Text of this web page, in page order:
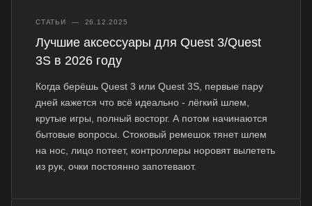
СТАТЬИ — 26.12.2025
Лучшие аксессуары для Quest 3/Quest
3S в 2026 году
Когда берёшь Quest 3 или Quest 3S, первые пару
дней кажется что всё идеально - лёгкий шлем,
крутые игры, полный восторг. А потом начинаются
бытовые вопросы. Стоковый ремешок тянет шлем
на нос, лицо потеет, контроллеры норовят вылететь
из рук, очки постоянно запотевают.